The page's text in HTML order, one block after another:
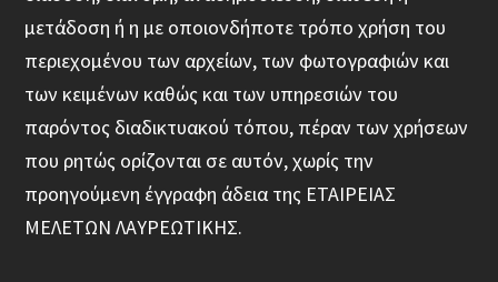
μετάδοση ή η με οποιονδήποτε τρόπο χρήση του
περιεχομένου των αρχείων, των φωτογραφιών και
των κειμένων καθώς και των υπηρεσιών του
παρόντος διαδικτυακού τόπου, πέραν των χρήσεων
που ρητώς ορίζονται σε αυτόν, χωρίς την
προηγούμενη έγγραφη άδεια της ΕΤΑΙΡΕΙΑΣ
ΜΕΛΕΤΩΝ ΛΑΥΡΕΩΤΙΚΗΣ.